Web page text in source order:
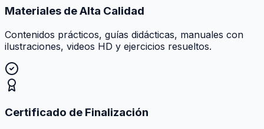
Materiales de Alta Calidad
Contenidos prácticos, guías didácticas, manuales con
ilustraciones, videos HD y ejercicios resueltos.
Certificado de Finalización